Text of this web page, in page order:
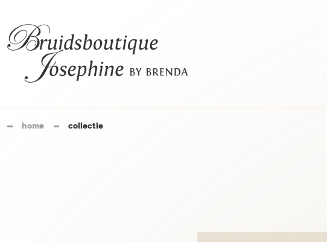
home collectie